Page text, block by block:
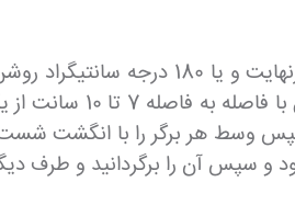
برای پخت روی گریل: گریل را از قبل
خوب چرب کنید و
اینچ یا 7 تا 10 سانت صاف شود. سپس وسط